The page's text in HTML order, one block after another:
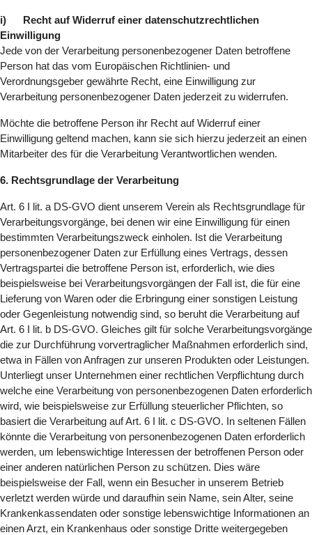
i) Recht auf Widerruf einer datenschutzrechtlichen
Einwilligung
Jede von der Verarbeitung personenbezogener Daten betroffene
Person hat das vom Europäischen Richtlinien- und
Verordnungsgeber gewährte Recht, eine Einwilligung zur
Verarbeitung personenbezogener Daten jederzeit zu widerrufen.
Möchte die betroffene Person ihr Recht auf Widerruf einer
Einwilligung geltend machen, kann sie sich hierzu jederzeit an einen
Mitarbeiter des für die Verarbeitung Verantwortlichen wenden.
6. Rechtsgrundlage der Verarbeitung
Art. 6 I lit. a DS-GVO dient unserem Verein als Rechtsgrundlage für
Verarbeitungsvorgänge, bei denen wir eine Einwilligung für einen
bestimmten Verarbeitungszweck einholen. Ist die Verarbeitung
personenbezogener Daten zur Erfüllung eines Vertrags, dessen
Vertragspartei die betroffene Person ist, erforderlich, wie dies
beispielsweise bei Verarbeitungsvorgängen der Fall ist, die für eine
Lieferung von Waren oder die Erbringung einer sonstigen Leistung
oder Gegenleistung notwendig sind, so beruht die Verarbeitung auf
Art. 6 I lit. b DS-GVO. Gleiches gilt für solche Verarbeitungsvorgänge
die zur Durchführung vorvertraglicher Maßnahmen erforderlich sind,
etwa in Fällen von Anfragen zur unseren Produkten oder Leistungen.
Unterliegt unser Unternehmen einer rechtlichen Verpflichtung durch
welche eine Verarbeitung von personenbezogenen Daten erforderlich
wird, wie beispielsweise zur Erfüllung steuerlicher Pflichten, so
basiert die Verarbeitung auf Art. 6 I lit. c DS-GVO. In seltenen Fällen
könnte die Verarbeitung von personenbezogenen Daten erforderlich
werden, um lebenswichtige Interessen der betroffenen Person oder
einer anderen natürlichen Person zu schützen. Dies wäre
beispielsweise der Fall, wenn ein Besucher in unserem Betrieb
verletzt werden würde und daraufhin sein Name, sein Alter, seine
Krankenkassendaten oder sonstige lebenswichtige Informationen an
einen Arzt, ein Krankenhaus oder sonstige Dritte weitergegeben